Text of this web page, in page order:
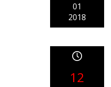
01
2018
12